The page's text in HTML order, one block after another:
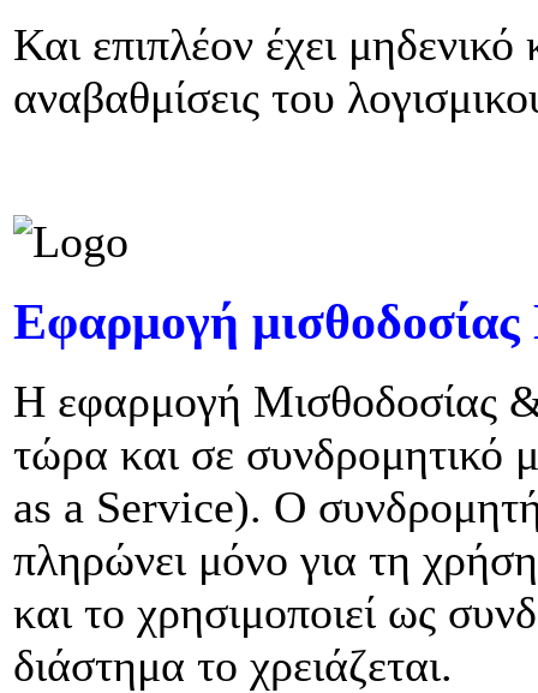
Και επιπλέον έχει
αναβαθμίσεις του
Εφαρμογή μισθοδοσίας
Η εφαρμογή Μισθοδοσίας
τώρα και σε συνδρομητικό
as a Service). O
πληρώνει μόνο για τη
και το χρησιμοποιεί ως
διάστημα το χρειάζεται.